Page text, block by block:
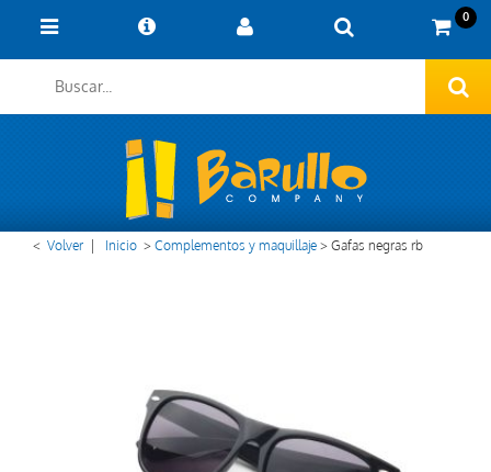
0
< Volver Inicio >Complementos y maquillaje>Gafas negras rb